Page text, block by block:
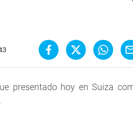
presentado hoy en Suiza